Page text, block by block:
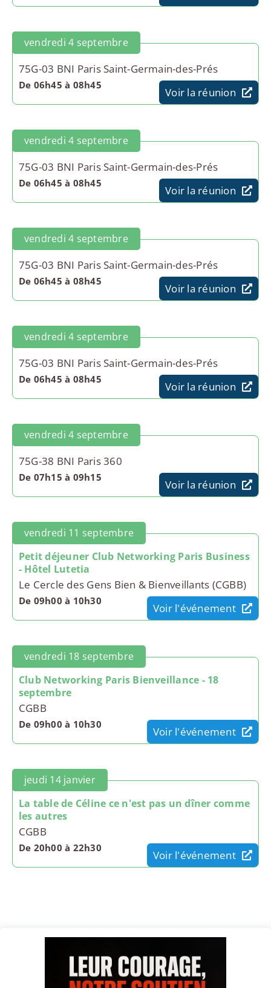
vendredi 4 septembre
75G-03 BNI Paris Saint-Germain-des-Prés
De 06h45 à 08h45
Voir la réunion
vendredi 4 septembre
75G-03 BNI Paris Saint-Germain-des-Prés
De 06h45 à 08h45
Voir la réunion
vendredi 4 septembre
75G-03 BNI Paris Saint-Germain-des-Prés
De 06h45 à 08h45
Voir la réunion
vendredi 4 septembre
75G-03 BNI Paris Saint-Germain-des-Prés
De 06h45 à 08h45
Voir la réunion
vendredi 4 septembre
75G-38 BNI Paris 360
De 07h15 à 09h15
Voir la réunion
vendredi 11 septembre
Petit déjeuner Club Networking Paris Business
- Hôtel Lutetia
Le Cercle des Gens Bien & Bienveillants (CGBB)
De 09h00 à 10h30
Voir l'événement
vendredi 18 septembre
Club Networking Paris Bienveillance - 18
septembre
CGBB
De 09h00 à 10h30
Voir l'événement
jeudi 14 janvier
La table de Céline ce n'est pas un dîner comme
les autres
CGBB
De 20h00 à 22h30
Voir l'événement